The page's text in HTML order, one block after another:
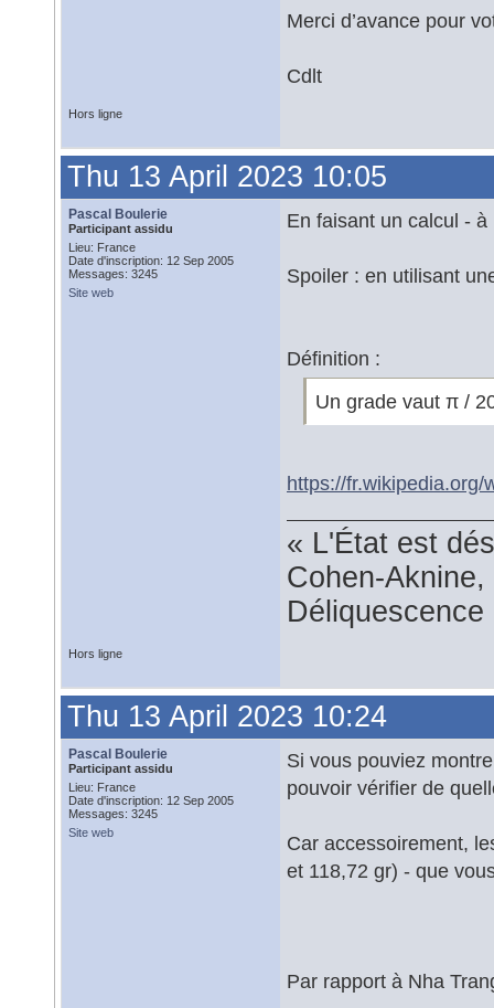
Merci d’avance pour
Cdlt
Hors ligne
Thu 13 April 2023 10:05
Pascal Boulerie
Participant assidu
Lieu: France
Date d'inscription: 12 Sep 2005
Messages: 3245
Site web
En faisant un calcul -
Spoiler : en utilisant
Définition :
Un grade vaut π /
https://fr.wikipedia.org/
« L'État est
Cohen-
Hors ligne
Thu 13 April 2023 10:24
Pascal Boulerie
Participant assidu
Lieu: France
Date d'inscription: 12 Sep 2005
Messages: 3245
Site web
Si vous pouviez
pouvoir vérifier de
Car accessoirement,
et 118,72 gr) - que
Par rapport à Nha